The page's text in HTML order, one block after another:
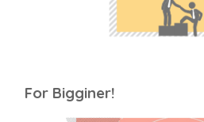
For Bigginer!